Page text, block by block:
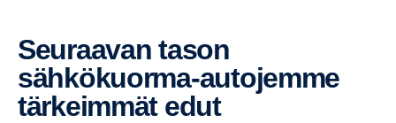
Seuraavan tason
sähkökuorma-​autojemme
tärkeimmät edut